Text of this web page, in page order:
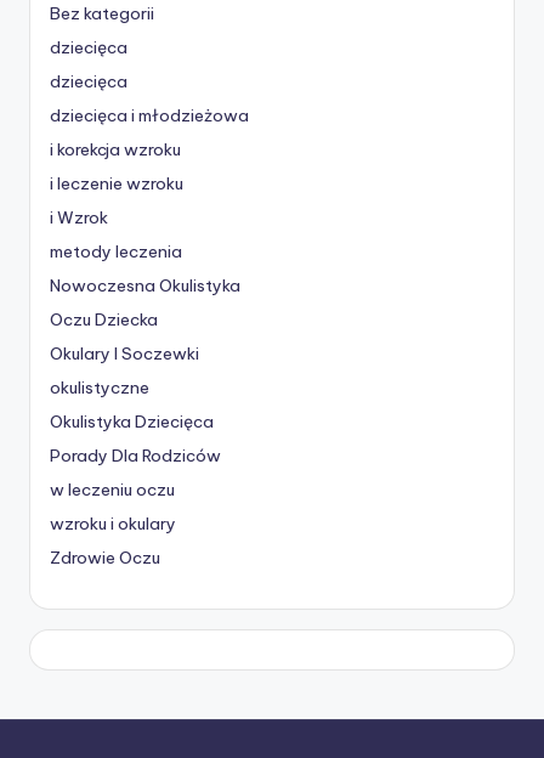
Bez kategorii
dziecięca
dziecięca
dziecięca i młodzieżowa
i korekcja wzroku
i leczenie wzroku
i Wzrok
metody leczenia
Nowoczesna Okulistyka
Oczu Dziecka
Okulary I Soczewki
okulistyczne
Okulistyka Dziecięca
Porady Dla Rodziców
w leczeniu oczu
wzroku i okulary
Zdrowie Oczu